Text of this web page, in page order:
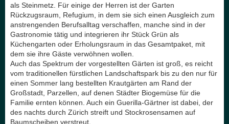
als Steinmetz. Für einige der Herren ist der Garten
Rückzugsraum, Refugium, in dem sie sich einen Ausgleich zum
anstrengenden Berufsalltag verschaffen, manche sind in der
Gastronomie tätig und integrieren ihr Stück Grün als
Küchengarten oder Erholungsraum in das Gesamtpaket, mit
dem sie ihre Gäste verwöhnen wollen.
Auch das Spektrum der vorgestellten Gärten ist groß, es reicht
vom traditionellen fürstlichen Landschaftspark bis zu den nur für
einen Sommer lang bestellten Krautgärten am Rand der
Großstadt, Parzellen, auf denen Städter Biogemüse für die
Familie ernten können. Auch ein Guerilla-Gärtner ist dabei, der
des nachts durch Zürich streift und Stockrosensamen auf
Baumscheiben verstreut.